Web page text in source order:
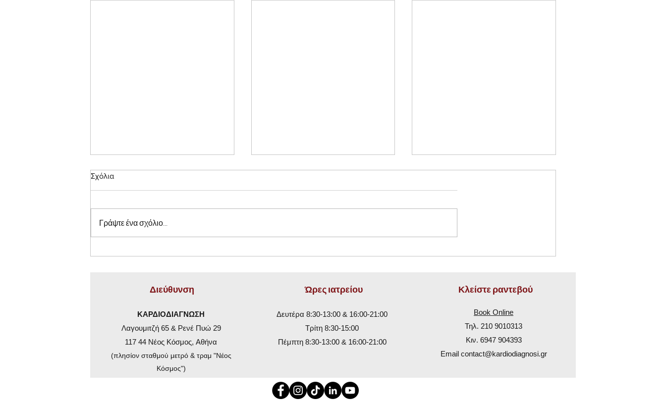
συνθήκες άσκησης
Σχόλια
Γράψτε ένα σχόλιο...
Διεύθυνση
ΚΑΡΔΙΟΔΙΑΓΝΩΣΗ
Λαγουμιτζή 65 & Ρενέ Πυώ 29
117 44 Νέος Κόσμος, Αθήνα
(πλησίον σταθμού μετρό & τραμ "Νέος
Κόσμος")
Ώρες ιατρείου
Δευτέρα 8:30-13:00 & 16:00-21:00
Τρίτη 8:30-15:00
Πέμπτη 8:30-13:00 & 16:00-21:00
Κλείστε ραντεβού
Book Online
Τηλ. 210 9010313
Κιν. 6947 904393
Email contact@kardiodiagnosi.gr